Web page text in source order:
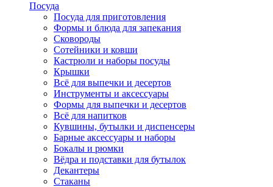
Посуда
Посуда для приготовления
Формы и блюда для запекания
Сковороды
Сотейники и ковши
Кастрюли и наборы посуды
Крышки
Всё для выпечки и десертов
Инструменты и аксессуары
Формы для выпечки и десертов
Всё для напитков
Кувшины, бутылки и диспенсеры
Барные аксессуары и наборы
Бокалы и рюмки
Вёдра и подставки для бутылок
Декантеры
Стаканы